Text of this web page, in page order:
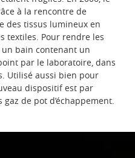
à la rencontre de
des tissus lumineux en
textiles. Pour rendre les
bain contenant un
par le laboratoire, dans
Utilisé aussi bien pour
dispositif est par
de pot d’échappement.